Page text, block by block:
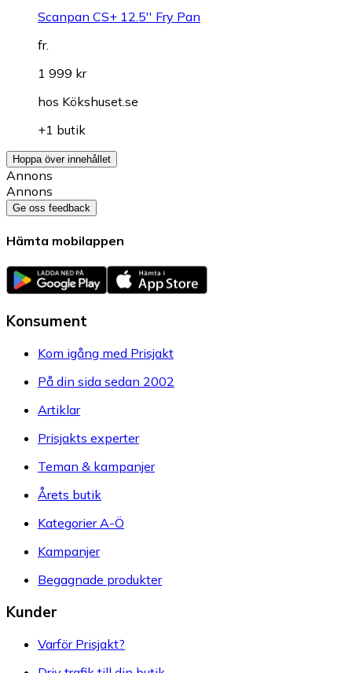
Scanpan CS+ 12.5'' Fry Pan
fr.
1 999 kr
hos Kökshuset.se
+1 butik
Hoppa över innehållet
Annons
Annons
Ge oss feedback
Hämta mobilappen
Konsument
Kom igång med Prisjakt
På din sida sedan 2002
Artiklar
Prisjakts experter
Teman & kampanjer
Årets butik
Kategorier A-Ö
Kampanjer
Begagnade produkter
Kunder
Varför Prisjakt?